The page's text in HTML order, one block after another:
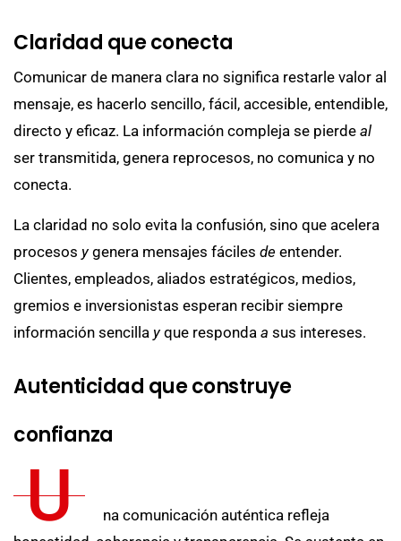
Claridad que conecta
Comunicar de manera clara no significa restarle valor al
mensaje, es hacerlo sencillo, fácil, accesible, entendible,
directo y eficaz. La información compleja se pierde al
ser transmitida, genera reprocesos, no comunica y no
conecta.
La claridad no solo evita la confusión, sino que acelera
procesos ygenera mensajes fáciles de entender.
Clientes, empleados, aliados estratégicos, medios,
gremios e inversionistas esperan recibir siempre
información sencilla yque responda a sus intereses.
Autenticidad que construye
confianza
U
na comunicación auténtica refleja